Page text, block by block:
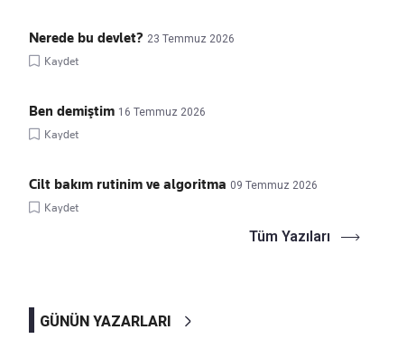
Nerede bu devlet? 23 Temmuz 2026
Kaydet
Ben demiştim 16 Temmuz 2026
Kaydet
Cilt bakım rutinim ve algoritma 09 Temmuz 2026
Kaydet
Tüm Yazıları
GÜNÜN YAZARLARI